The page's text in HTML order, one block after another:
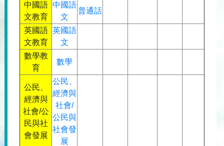
中國語
文教育
中國語
文
普通話
英國語
文教育
英國語
文
數學教
育
數學
公民、
經濟與
社會/公
民與社
會發展
公民、
經濟與
社會/
公民與
社會發
展